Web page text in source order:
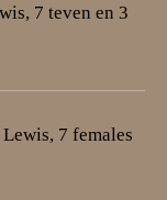
7 teven en 3
7 females